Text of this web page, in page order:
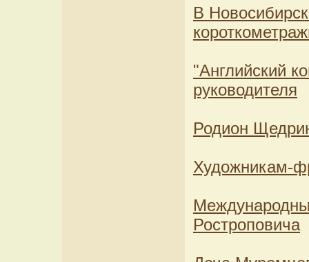
В
"Английский
руководителя
Родион
Художникам-
Ростроповича